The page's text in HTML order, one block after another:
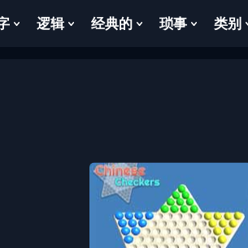
Show
逻辑 Show经典的 Show
琐事 Show
类别